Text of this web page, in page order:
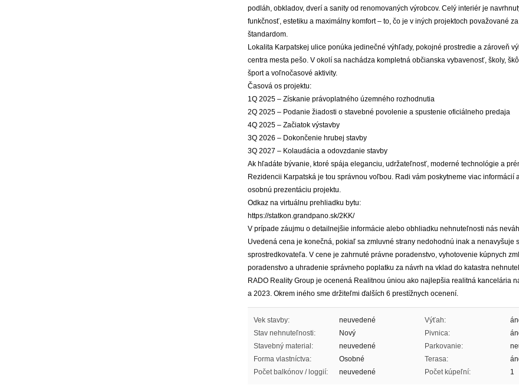
podláh, obkladov, dverí a sanity od renomovaných výrobcov. Celý interiér je
funkčnosť, estetiku a maximálny komfort – to, čo je v iných projektoch považované
štandardom.
Lokalita Karpatskej ulice ponúka jedinečné výhľady, pokojné prostredie a zároveň
centra mesta pešo. V okolí sa nachádza kompletná občianska vybavenosť, školy,
šport a voľnočasové aktivity.
Časová os projektu:
1Q 2025 – Získanie právoplatného územného rozhodnutia
2Q 2025 – Podanie žiadosti o stavebné povolenie a spustenie oficiálneho predaja
4Q 2025 – Začiatok výstavby
3Q 2026 – Dokončenie hrubej stavby
3Q 2027 – Kolaudácia a odovzdanie stavby
Ak hľadáte bývanie, ktoré spája eleganciu, udržateľnosť, moderné technológie a
Rezidencii Karpatská je tou správnou voľbou. Radi vám poskytneme viac informácií
osobnú prezentáciu projektu.
Odkaz na virtuálnu prehliadku bytu:
https://statkon.grandpano.sk/2KK/
V prípade záujmu o detailnejšie informácie alebo obhliadku nehnuteľnosti nás
Uvedená cena je konečná, pokiaľ sa zmluvné strany nedohodnú inak a nenavyšuje
sprostredkovateľa. V cene je zahrnuté právne poradenstvo, vyhotovenie kúpnych
poradenstvo a uhradenie správneho poplatku za návrh na vklad do katastra
RADO Reality Group je ocenená Realitnou úniou ako najlepšia realitná kancelária
a 2023. Okrem iného sme držiteľmi ďalších 6 prestížnych ocenení.
Vek stavby:
neuvedené
Stav nehnuteľnosti:
Nový
Stavebný material:
neuvedené
Forma vlastníctva:
Osobné
Počet balkónov / loggií:
neuvedené
Výťah:
Pivnica:
Parkovanie:
Terasa:
Počet kúpeľní:
1